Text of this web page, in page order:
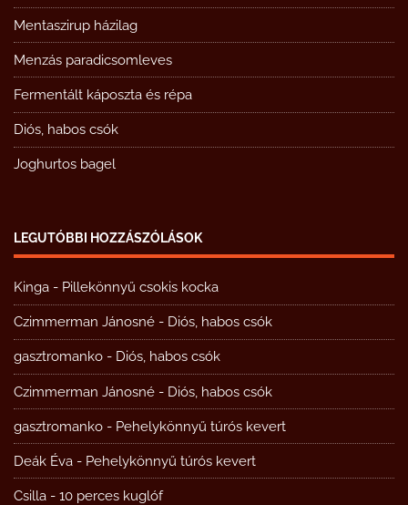
Mentaszirup házilag
Menzás paradicsomleves
Fermentált káposzta és répa
Diós, habos csók
Joghurtos bagel
LEGUTÓBBI HOZZÁSZÓLÁSOK
Kinga - Pillekönnyű csokis kocka
Czimmerman Jánosné - Diós, habos csók
gasztromanko - Diós, habos csók
Czimmerman Jánosné - Diós, habos csók
gasztromanko - Pehelykönnyű túrós kevert
Deák Éva - Pehelykönnyű túrós kevert
Csilla - 10 perces kuglóf